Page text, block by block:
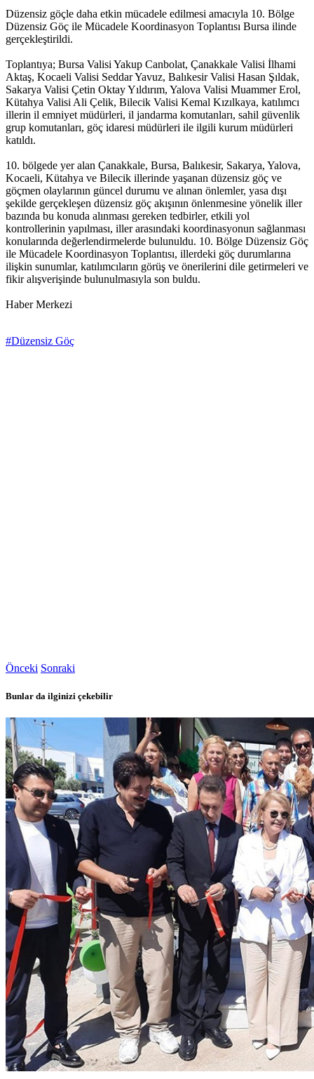
Düzensiz göçle daha etkin mücadele edilmesi amacıyla 10. Bölge
Düzensiz Göç ile Mücadele Koordinasyon Toplantısı Bursa ilinde
gerçekleştirildi.
Toplantıya; Bursa Valisi Yakup Canbolat, Çanakkale Valisi İlhami
Aktaş, Kocaeli Valisi Seddar Yavuz, Balıkesir Valisi Hasan Şıldak,
Sakarya Valisi Çetin Oktay Yıldırım, Yalova Valisi Muammer Erol,
Kütahya Valisi Ali Çelik, Bilecik Valisi Kemal Kızılkaya, katılımcı
illerin il emniyet müdürleri, il jandarma komutanları, sahil güvenlik
grup komutanları, göç idaresi müdürleri ile ilgili kurum müdürleri
katıldı.
10. bölgede yer alan Çanakkale, Bursa, Balıkesir, Sakarya, Yalova,
Kocaeli, Kütahya ve Bilecik illerinde yaşanan düzensiz göç ve
göçmen olaylarının güncel durumu ve alınan önlemler, yasa dışı
şekilde gerçekleşen düzensiz göç akışının önlenmesine yönelik iller
bazında bu konuda alınması gereken tedbirler, etkili yol
kontrollerinin yapılması, iller arasındaki koordinasyonun sağlanması
konularında değerlendirmelerde bulunuldu. 10. Bölge Düzensiz Göç
ile Mücadele Koordinasyon Toplantısı, illerdeki göç durumlarına
ilişkin sunumlar, katılımcıların görüş ve önerilerini dile getirmeleri ve
fikir alışverişinde bulunulmasıyla son buldu.
Haber Merkezi
#Düzensiz Göç
Önceki Sonraki
Bunlar da ilginizi çekebilir